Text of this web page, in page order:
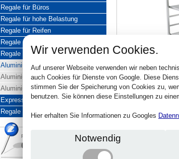
Regale für Büros
Regale für hohe Belastung
Regale für Reifen
Regale aus Edelstahl
Regale aus Aluminium
Aluminiumregale komplett
Aluminiumregal Baukasten
Aluminiumregal Kombinationen
Express-Produkte
Regale Reduziert
Rückfragen, Hilfe, Bestellen?
06201 690095-0
Wir verwenden Cookies.
Auf unserer Webseite verwenden wir neben
auch Cookies für Dienste von Google. Diese
stimmen Sie der Speicherung von Cookies zu,
benutzen. Sie können diese Einstellungen zu
Hier erhalten Sie Informationen zu Googles
Notwendig